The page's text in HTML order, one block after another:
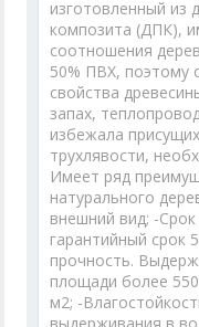
изготовленный из
композита (ДПК),
соотношения
50% ПВХ, поэтому
свойства
запах,
избежала
трухлявости,
Имеет ряд
натурального
внешний вид; -
гарантийный срок
прочность.
площади более
м2; -